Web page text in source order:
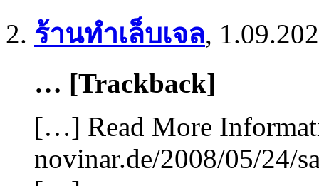
ร้านทำเล็บเจล,
… [Trackback]
[…] Read More
novinar.de/2008/05/24/